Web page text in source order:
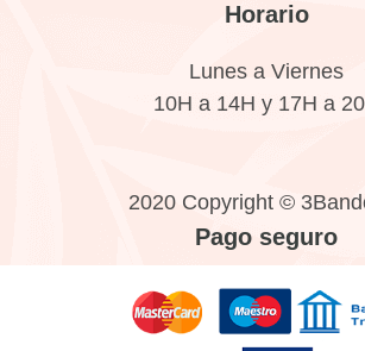
Horario
Lunes a Viernes
10H a 14H y 17H a
2020 Copyright ©
Pago seguro